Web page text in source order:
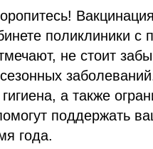
поликлиники с
не стоит
а также
поддержать
года.